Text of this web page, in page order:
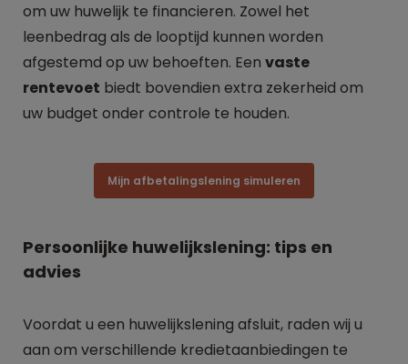
om uw huwelijk te financieren. Zowel het
leenbedrag als de looptijd kunnen worden
afgestemd op uw behoeften. Een vaste
rentevoet biedt bovendien extra zekerheid om
uw budget onder controle te houden.
Mijn afbetalingslening simuleren
Persoonlijke huwelijkslening: tips en
advies
Voordat u een huwelijkslening afsluit, raden wij u
aan om verschillende kredietaanbiedingen te